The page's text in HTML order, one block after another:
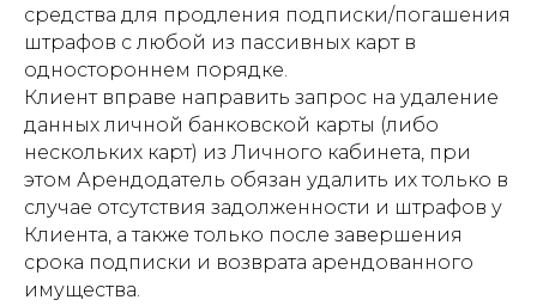
средства для продления подписки/погашения
штрафов с любой из пассивных карт в
одностороннем порядке.
Клиент вправе направить запрос на удаление
данных личной банковской карты (либо
нескольких карт) из Личного кабинета, при
этом Арендодатель обязан удалить их только в
случае отсутствия задолженности и штрафов у
Клиента, а также только после завершения
срока подписки и возврата арендованного
имущества.